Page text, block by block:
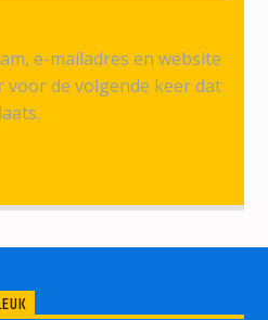
e-mailadres en website
voor de volgende keer dat